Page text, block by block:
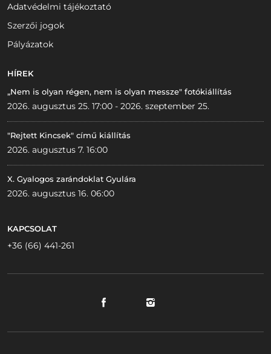
Adatvédelmi tájékoztató
Szerzői jogok
Pályázatok
HÍREK
„Nem is olyan régen, nem is olyan messze" fotókiállítás
2026. augusztus 25. 17:00 - 2026. szeptember 25.
"Rejtett Kincsek" című kiállítás
2026. augusztus 7. 16:00
X. Gyalogos zarándoklat Gyulára
2026. augusztus 16. 06:00
KAPCSOLAT
+36 (66) 441-261